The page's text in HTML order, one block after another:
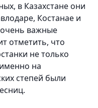
в Казахстане они
Костанае и
важные
отметить, что
не только
на
степей были